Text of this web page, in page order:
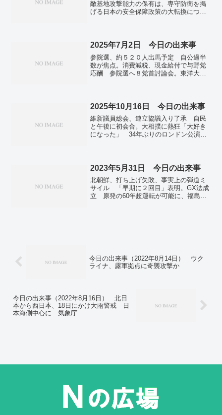
ートル隆起 地震影響か、海保測量。北
朝鮮、南北経済協力の法律廃止 金正恩
敵基地攻撃能力の保有は、専守防衛を掲
げる日本の安全保障政策の大転換につな
亡 4000人負傷中東...
2025年7月2日 今日の出来事
参院選、約５２０人出馬予定 自公過半
数が焦点。消費減税、現金給付で与野党
応酬 参院選へ８党首討論会。東洋大
影響少なく。国の税収、５年連続最高
７５．２兆円、法人税伸びる…２４年
度。震度５弱２回、４も相次ぐ 鹿児
島・トカラ列島…気象庁「安全確保
を」。大気不安定で局地的な大雨 3日も
開業 海外観光客の受け入れ焦点。ＵＳ
ＡＩＤの対外援助停止 国務省主導に切
り替え…米長官。鉱物供給網構築、協力
で一致 中国のレアアース規制念頭…日
米豪印。
2025年10月16日 今日の出来事
維新議員総会、連立協議入り了承 自民
と午後に初会合。大相撲に熱狂「大好き
になった」 34年ぶりのロンドン公演開
官。インドが「ロシア産原油購入停
止」 ウクライナ停戦へ「大きな一歩」
…米大統領。
2023年5月31日 今日の出来事
北朝鮮、打ち上げ失敗、事実上の弾道ミ
サイル 「早期に２回目」表明。GX法成
立 原発の60年超運転が可能に、福島事
今日の出来事（2022年8月14日） ウク
ライナ、露軍拠点に奇襲攻撃か
今日の出来事（2022年8月16日） 北日
本から西日本、18日にかけ大雨警戒 日
本海側中心に 気象庁